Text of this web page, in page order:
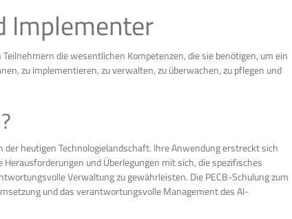
Implementer
die wesentlichen Kompetenzen, die sie benötigen, um ein
zu implementieren, zu verwalten, zu überwachen, zu pflegen und
heutigen Technologielandschaft. Ihre Anwendung erstreckt sich
und Überlegungen mit sich, die spezifisches
Verwaltung zu gewährleisten. Die PECB-Schulung zum
und das verantwortungsvolle Management des AI-